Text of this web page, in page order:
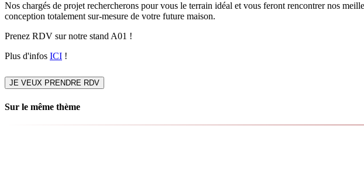
Nos chargés de projet rechercherons pour vous le terrain idéal et vous feront rencontrer nos
conception totalement sur-mesure de votre future maison.
Prenez RDV sur notre stand A01 !
Plus d'infos ICI !
JE VEUX PRENDRE RDV
Sur le même thème